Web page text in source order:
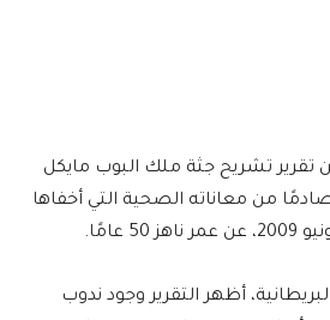
تشريح جثة ملك البوب مايكل
من معاناته الصحية التي أخفاها
عامًا.
أظهر التقرير وجود ندوب